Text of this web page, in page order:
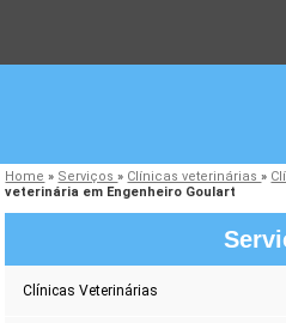
Home » Serviços» Clínicas veterinárias»
veterinária em Engenheiro Goulart
Clínicas Veterinárias